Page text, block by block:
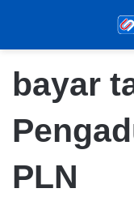
bayar
PLN